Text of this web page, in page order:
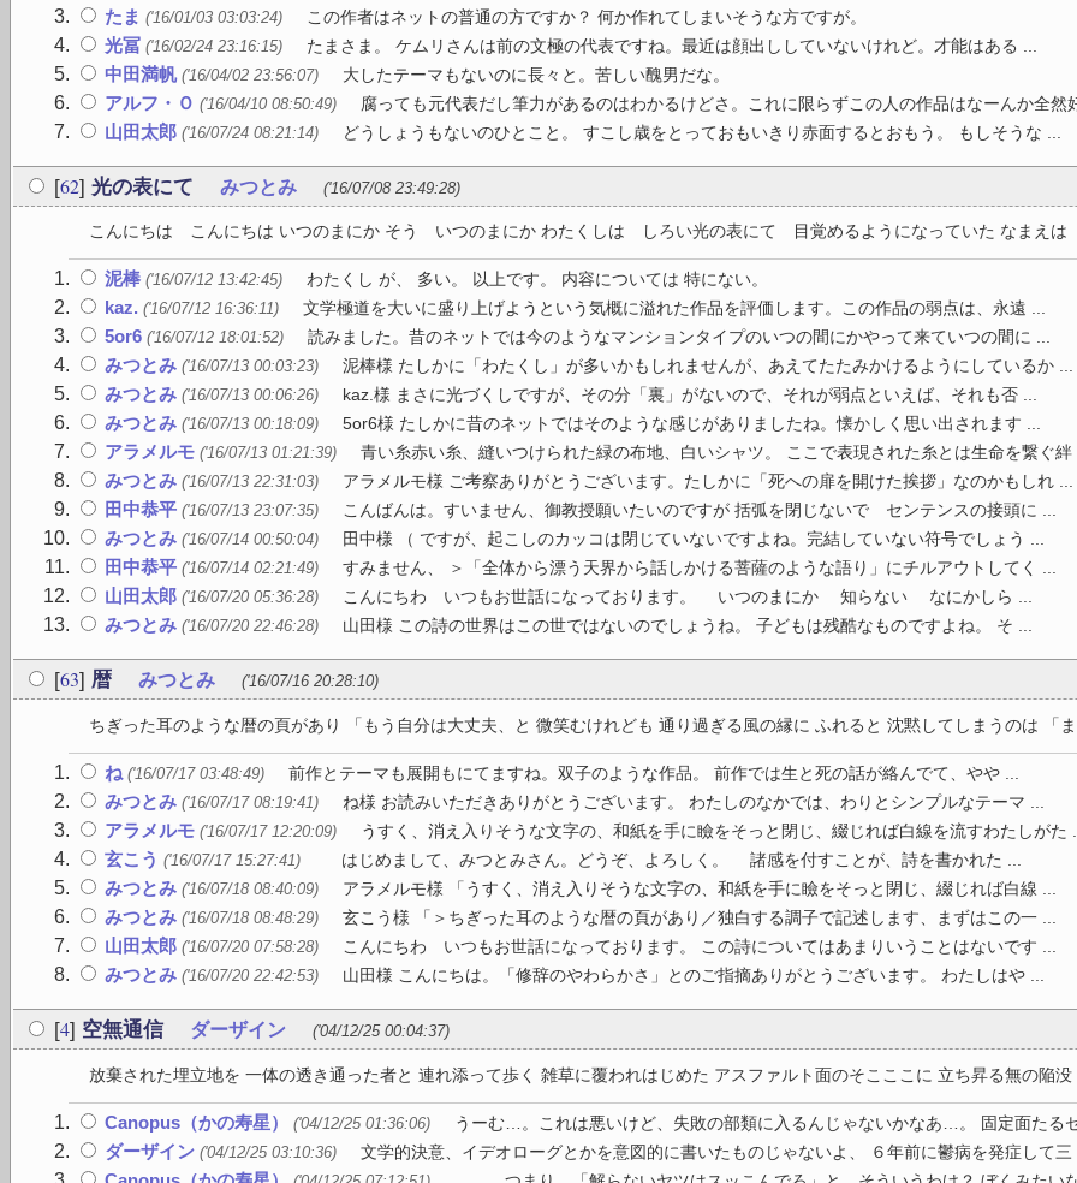
たま ('16/01/03 03:03:24) この作者はネットの普通の方ですか？ 何か作れてしまいそうな方ですが。
光冨 ('16/02/24 23:16:15) たまさま。 ケムリさんは前の文極の代表ですね。最近は顔出ししていないけれど。才能はある ...
中田満帆 ('16/04/02 23:56:07) 大したテーマもないのに長々と。苦しい醜男だな。
アルフ・Ｏ ('16/04/10 08:50:49) 腐っても元代表だし筆力があるのはわかるけどさ。これに限らずこの人の作品はなーんか全然
山田太郎 ('16/07/24 08:21:14) どうしょうもないのひとこと。 すこし歳をとっておもいきり赤面するとおもう。 もしそうな ...
[62] 光の表にて みつとみ ('16/07/08 23:49:28)
こんにちは こんにちは いつのまにか そう いつのまにか わたくしは しろい光の表にて 目覚めるようになっていた なまえ
泥棒 ('16/07/12 13:42:45) わたくし が、 多い。 以上です。 内容については 特にない。
kaz. ('16/07/12 16:36:11) 文学極道を大いに盛り上げようという気概に溢れた作品を評価します。この作品の弱点は、永遠 ...
5or6 ('16/07/12 18:01:52) 読みました。昔のネットでは今のようなマンションタイプのいつの間にかやって来ていつの間に ...
みつとみ ('16/07/13 00:03:23) 泥棒様 たしかに「わたくし」が多いかもしれませんが、あえてたたみかけるようにしているか ...
みつとみ ('16/07/13 00:06:26) kaz.様 まさに光づくしですが、その分「裏」がないので、それが弱点といえば、それも否 ...
みつとみ ('16/07/13 00:18:09) 5or6様 たしかに昔のネットではそのような感じがありましたね。懐かしく思い出されます ...
アラメルモ ('16/07/13 01:21:39) 青い糸赤い糸、縫いつけられた緑の布地、白いシャツ。 ここで表現された糸とは生命を繋ぐ絆
みつとみ ('16/07/13 22:31:03) アラメルモ様 ご考察ありがとうございます。たしかに「死への扉を開けた挨拶」なのかもしれ ...
田中恭平 ('16/07/13 23:07:35) こんばんは。すいません、御教授願いたいのですが 括弧を閉じないで センテンスの接頭に ...
みつとみ ('16/07/14 00:50:04) 田中様 （ ですが、起こしのカッコは閉じていないですよね。完結していない符号でしょう ...
田中恭平 ('16/07/14 02:21:49) すみません、 ＞「全体から漂う天界から話しかける菩薩のような語り」にチルアウトしてく ...
山田太郎 ('16/07/20 05:36:28) こんにちわ いつもお世話になっております。 いつのまにか 知らない なにかしら ...
みつとみ ('16/07/20 22:46:28) 山田様 この詩の世界はこの世ではないのでしょうね。 子どもは残酷なものですよね。 そ ...
[63] 暦 みつとみ ('16/07/16 20:28:10)
ちぎった耳のような暦の頁があり 「もう自分は大丈夫、と 微笑むけれども 通り過ぎる風の縁に ふれると 沈黙してしまうのは 「
ね ('16/07/17 03:48:49) 前作とテーマも展開もにてますね。双子のような作品。 前作では生と死の話が絡んでて、やや ...
みつとみ ('16/07/17 08:19:41) ね様 お読みいただきありがとうございます。 わたしのなかでは、わりとシンプルなテーマ ...
アラメルモ ('16/07/17 12:20:09) うすく、消え入りそうな文字の、和紙を手に瞼をそっと閉じ、綴じれば白線を流すわたしがた
玄こう ('16/07/17 15:27:41) はじめまして、みつとみさん。どうぞ、よろしく。 諸感を付すことが、詩を書かれた ...
みつとみ ('16/07/18 08:40:09) アラメルモ様 「うすく、消え入りそうな文字の、和紙を手に瞼をそっと閉じ、綴じれば白線 ...
みつとみ ('16/07/18 08:48:29) 玄こう様 「＞ちぎった耳のような暦の頁があり／独白する調子で記述します、まずはこの一 ...
山田太郎 ('16/07/20 07:58:28) こんにちわ いつもお世話になっております。 この詩についてはあまりいうことはないです ...
みつとみ ('16/07/20 22:42:53) 山田様 こんにちは。「修辞のやわらかさ」とのご指摘ありがとうございます。 わたしはや ...
[4] 空無通信 ダーザイン ('04/12/25 00:04:37)
放棄された埋立地を 一体の透き通った者と 連れ添って歩く 雑草に覆われはじめた アスファルト面のそこここに 立ち昇る無の陥没
Canopus（かの寿星） ('04/12/25 01:36:06) うーむ…。これは悪いけど、失敗の部類に入るんじゃないかなあ…。 固定面たる
ダーザイン ('04/12/25 03:10:36) 文学的決意、イデオローグとかを意図的に書いたものじゃないよ、 ６年前に鬱病を発症して三